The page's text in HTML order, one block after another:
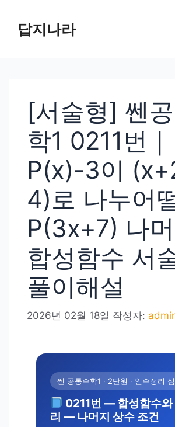
답지나라
[서술형] 쎈
학1 0211번｜
P(x)-3이
4)로 나누어
P(3x+7) 나
합성함수 서
풀이해설
2026년 02월 18일 작성자:
쎈 공통수학1 · 2단원 · 인수정리
0211번 — 합성함수와
리 — 나머지 상수 조건